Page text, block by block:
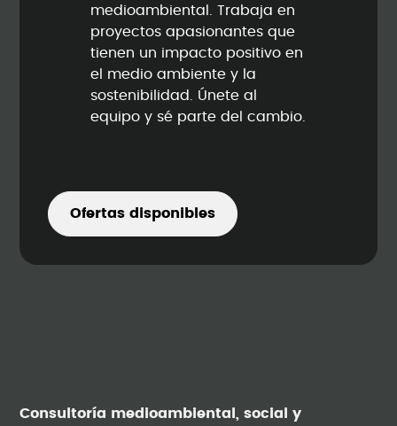
medioambiental. Trabaja en
proyectos apasionantes que
tienen un impacto positivo en
el medio ambiente y la
sostenibilidad. Únete al
equipo y sé parte del cambio.
Ofertas disponibles
Consultoría medioambiental, social y